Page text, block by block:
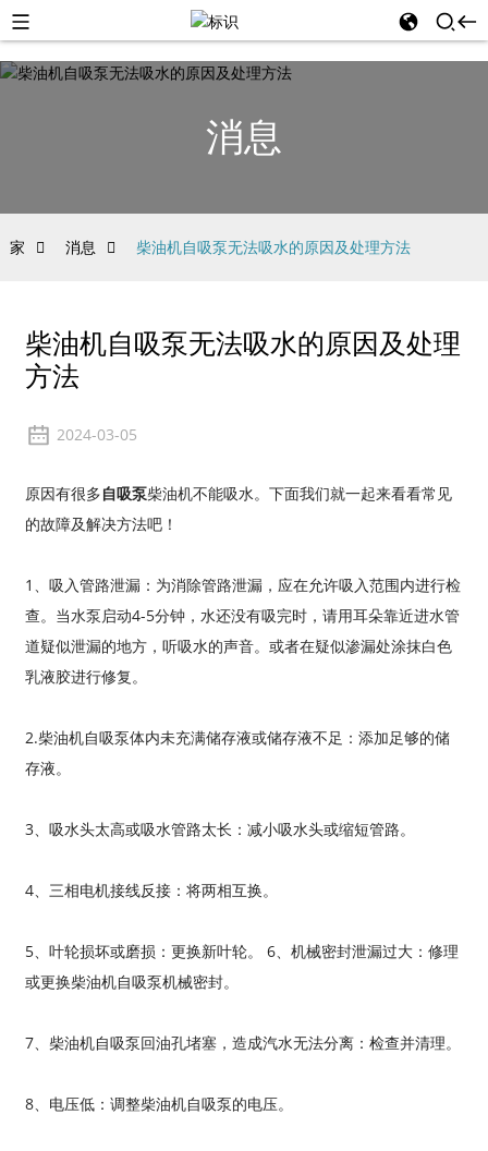
消息
家 消息 柴油机自吸泵无法吸水的原因及处理方法
柴油机自吸泵无法吸水的原因及处理
方法
2024-03-05
原因有很多自吸泵柴油机不能吸水。下面我们就一起来看看常见
的故障及解决方法吧！
1、吸入管路泄漏：为消除管路泄漏，应在允许吸入范围内进行检
查。当水泵启动4-5分钟，水还没有吸完时，请用耳朵靠近进水管
道疑似泄漏的地方，听吸水的声音。或者在疑似渗漏处涂抹白色
乳液胶进行修复。
2.柴油机自吸泵体内未充满储存液或储存液不足：添加足够的储
存液。
3、吸水头太高或吸水管路太长：减小吸水头或缩短管路。
4、三相电机接线反接：将两相互换。
5、叶轮损坏或磨损：更换新叶轮。 6、机械密封泄漏过大：修理
或更换柴油机自吸泵机械密封。
7、柴油机自吸泵回油孔堵塞，造成汽水无法分离：检查并清理。
8、电压低：调整柴油机自吸泵的电压。